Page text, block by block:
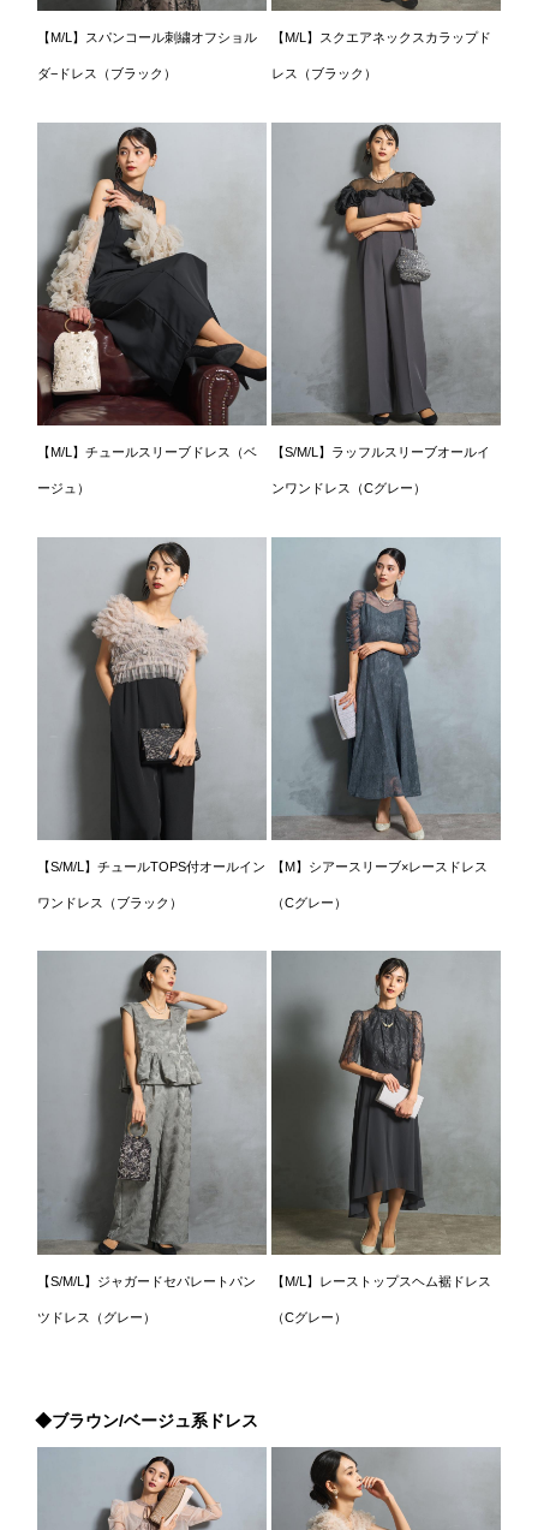
【M/L】スパンコール刺繍オフショル
ダ−ドレス（ブラック）
【M/L】スクエアネックスカラップド
レス（ブラック）
【M/L】チュールスリーブドレス（ベ
ージュ）
【S/M/L】ラッフルスリーブオールイ
ンワンドレス（Cグレー）
【S/M/L】チュールTOPS付オールイン
ワンドレス（ブラック）
【M】シアースリーブ×レースドレス
（Cグレー）
【S/M/L】ジャガードセパレートパン
ツドレス（グレー）
【M/L】レーストップスヘム裾ドレス
（Cグレー）
◆ブラウン/ベージュ系ドレス